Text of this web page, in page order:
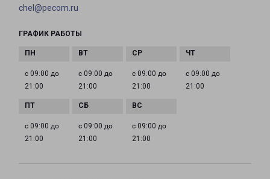
chel@pecom.ru
ГРАФИК РАБОТЫ
с 09:00 до
21:00
с 09:00 до
21:00
с 09:00 до
21:00
с 09:00 до
21:00
с 09:00 до
21:00
с 09:00 до
21:00
с 09:00 до
21:00